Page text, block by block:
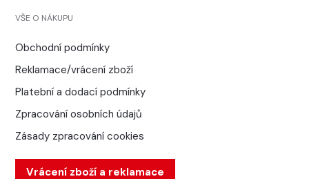
VŠE O NÁKUPU
Obchodní podmínky
Reklamace/vrácení zboží
Platební a dodací podmínky
Zpracování osobních údajů
Zásady zpracování cookies
Vrácení zboží a reklamace